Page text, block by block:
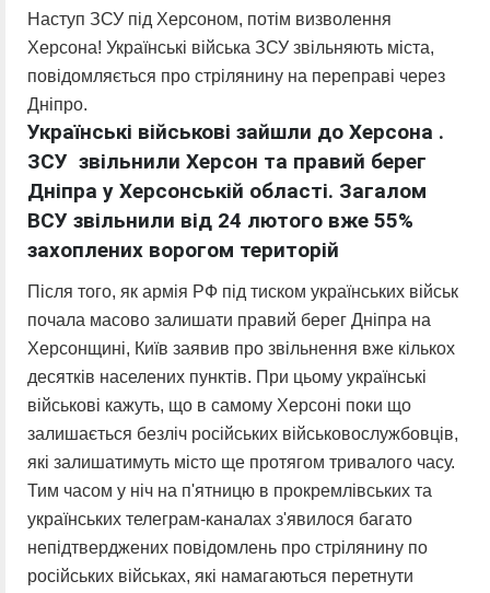
Наступ ЗСУ під Херсоном, потім визволення
Херсона! Українські війська ЗСУ звільняють міста,
повідомляється про стрілянину на переправі через
Дніпро.
Українські військові зайшли до Херсона .
ЗСУ звільнили Херсон та правий берег
Дніпра у Херсонській області. Загалом
ВСУ звільнили від 24 лютого вже 55%
захоплених ворогом територій
Після того, як армія РФ під тиском українських військ
почала масово залишати правий берег Дніпра на
Херсонщині, Київ заявив про звільнення вже кількох
десятків населених пунктів. При цьому українські
військові кажуть, що в самому Херсоні поки що
залишається безліч російських військовослужбовців,
які залишатимуть місто ще протягом тривалого часу.
Тим часом у ніч на п'ятницю в прокремлівських та
українських телеграм-каналах з'явилося багато
непідтверджених повідомлень про стрілянину по
російських військах, які намагаються перетнути